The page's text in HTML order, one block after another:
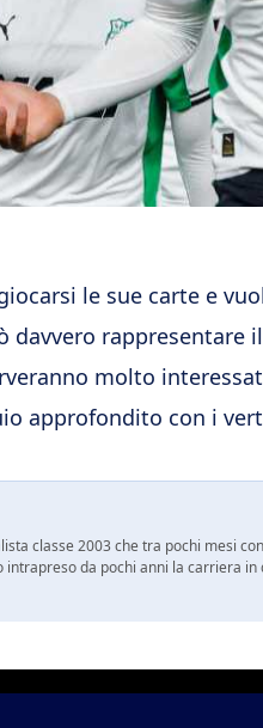
le sue carte e
davvero rappresentare
molto
approfondito con i
classe 2003 che tra pochi mesi
intrapreso da pochi anni la carriera